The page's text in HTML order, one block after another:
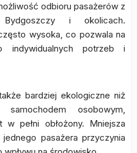
odbioru pasażerów z
i okolicach.
wysoka, co pozwala na
indywidualnych potrzeb i
bardziej ekologiczne niż
osobowym,
pełni obłożony. Mniejsza
pasażera przyczynia